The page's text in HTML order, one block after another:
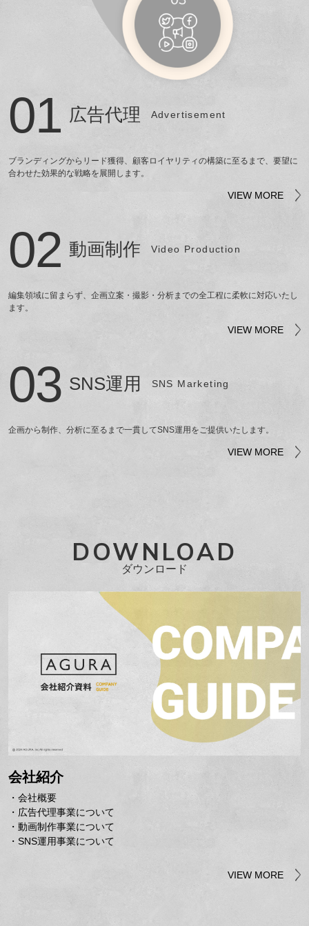
01 広告代理 Advertisement
ブランディングからリード獲得、顧客ロイヤリティの構築に至るまで、要望に
合わせた効果的な戦略を展開します。
VIEW MORE
02 動画制作 Video Production
編集領域に留まらず、企画立案・撮影・分析までの全工程に柔軟に対応いたし
ます。
VIEW MORE
03 SNS運用 SNS Marketing
企画から制作、分析に至るまで一貫してSNS運用をご提供いたします。
VIEW MORE
DOWNLOAD
ダウンロード
会社紹介
・会社概要
・広告代理事業について
・動画制作事業について
・SNS運用事業について
VIEW MORE